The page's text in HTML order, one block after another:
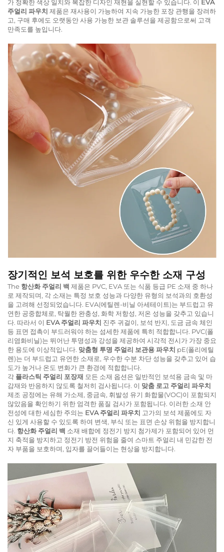
가 정확한 색상 일치와 복잡한 디자인 재현을 실현할 수 있습니다. 이
EVA
주얼리 파우치 제품은 재사용이 가능하여 지속 가능한 포장 관행을 장려하
고, 구매 후에도 오랫동안 사용 가능한 보관 솔루션을 제공함으로써 고객
만족도를 높입니다.
장기적인 보석 보호를 위한 우수한 소재 구성
The 항산화 주얼리 백 제품은 PVC, EVA 또는 식품 등급 PE 소재 중 하나
로 제작되며, 각 소재는 특정 보호 성능과 다양한 유형의 보석과의 호환성
을 고려해 선정되었습니다. EVA(에틸렌-비닐 아세테이트)는 부드럽고 유
연한 공중합체로, 탁월한 완충성, 화학 저항성, 저온 성능을 갖추고 있습니
다. 따라서 이 EVA 주얼리 파우치 진주 귀걸이, 보석 반지, 도금 금속 체인
등 표면 접촉이 부드러워야 하는 섬세한 제품에 특히 적합합니다. PVC(폴
리염화비닐)는 뛰어난 투명성과 강성을 제공하여 시각적 전시가 가장 중요
한 용도에 이상적입니다. 맞춤형 투명 주얼리 보관용 파우치 pE(폴리에틸
렌)는 더 부드럽고 유연한 소재로, 우수한 수분 차단 성능을 갖추고 있어 습
도가 높거나 온도 변화가 큰 환경에 적합합니다.
각 플라스틱 주얼리 포장재 모든 소재 옵션은 일반적인 보석용 금속 및 마
감재와 반응하지 않도록 철저히 검사됩니다. 이 맞춤 로고 주얼리 파우치
제조 공정에는 유해 가소제, 중금속, 휘발성 유기 화합물(VOC)이 포함되지
않았음을 확인하기 위한 엄격한 품질 검사가 포함됩니다. 이러한 소재 안
전성에 대한 세심한 주의는 EVA 주얼리 파우치 고가의 보석 제품에도 자
신 있게 사용할 수 있도록 하여 변색, 부식 또는 표면 손상 위험을 방지합니
다. 항산화 주얼리 백 소재 배합에 정전기 방지 첨가제가 포함되어 있어 먼
지 축적을 방지하고 정전기 방전 위험을 줄여 스마트 주얼리 내 민감한 전
자 부품을 보호하며, 입자를 끌어들이는 현상을 방지합니다.